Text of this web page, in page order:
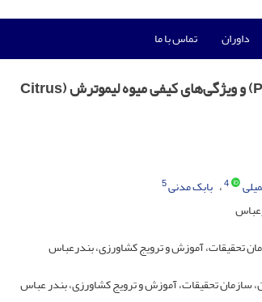
داوران تماس با ما
تأثیر برخی اسانس‌های گیاهی بر پوسیدگی کپک‌آبی (Penicillium italicum) و ویژگی‌های کیفی میوه لیموترش (Citrus
4 بابک‌ مدنی5
تحقیقات، آموزش و ترویج کشاورزی، بندرعباس
سازمان تحقیقات، آموزش و ترویج کشاورزی، بندر عباس